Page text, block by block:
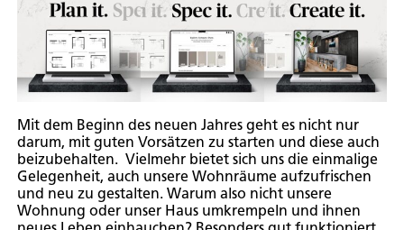
Mit dem Beginn des neuen Jahres geht es nicht nur
darum, mit guten Vorsätzen zu starten und diese auch
beizubehalten. Vielmehr bietet sich uns die einmalige
Gelegenheit, auch unsere Wohnräume aufzufrischen
und neu zu gestalten. Warum also nicht unsere
Wohnung oder unser Haus umkrempeln und ihnen